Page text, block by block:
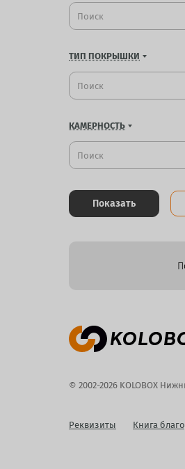
ТИП ПОКРЫШКИ
КАМЕРНОСТЬ
Показать
© 2002-2026 KOLOBOX
Реквизиты Книга